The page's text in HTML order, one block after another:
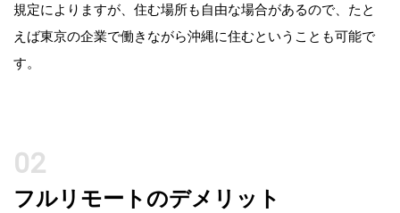
規定によりますが、住む場所も自由な場合があるので、たと
えば東京の企業で働きながら沖縄に住むということも可能で
す。
フルリモートのデメリット